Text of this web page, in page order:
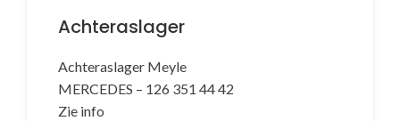
Achteraslager
Achteraslager Meyle
MERCEDES – 126 351 44 42
Zie info